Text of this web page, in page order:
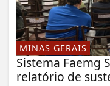
MINAS GERAIS
Sistema Faemg
relatório de